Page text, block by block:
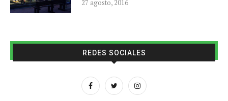
27 agosto, 2016
REDES SOCIALES